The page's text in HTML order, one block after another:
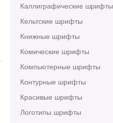
Каллиграфические шрифты
Кельтские шрифты
Книжные шрифты
Комические шрифты
Компьютерные шрифты
Контурные шрифты
Красивые шрифты
Логотипы шрифты